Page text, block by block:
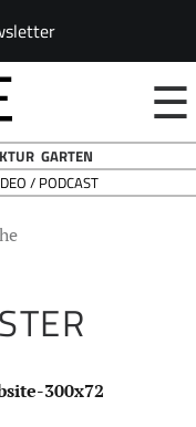
☰
GARTEN
/ PODCAST